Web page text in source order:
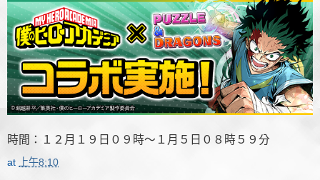
時間：１２月１９日０９時～１月５日０８時５９分
at 上午8:10